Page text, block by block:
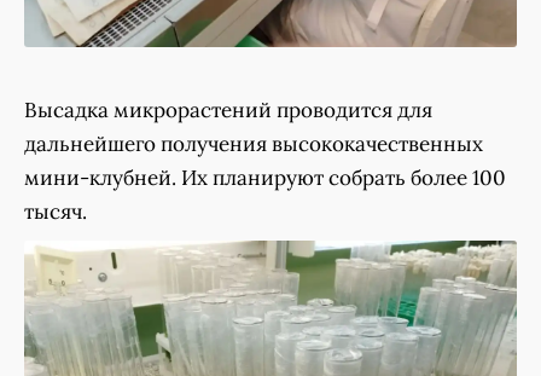
Высадка микрорастений проводится для
дальнейшего получения высококачественных
мини-клубней. Их планируют собрать более 100
тысяч.